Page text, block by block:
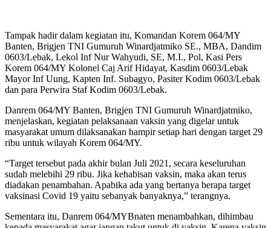
Tampak hadir dalam kegiatan itu, Komandan Korem 064/MY
Banten, Brigjen TNI Gumuruh Winardjatmiko SE., MBA, Dandim
0603/Lebak, Lekol Inf Nur Wahyudi, SE, M.I., Pol, Kasi Pers
Korem 064/MY Kolonel Caj Arif Hidayat, Kasdim 0603/Lebak
Mayor Inf Uung, Kapten Inf. Subagyo, Pasiter Kodim 0603/Lebak
dan para Perwira Staf Kodim 0603/Lebak.
Danrem 064/MY Banten, Brigjen TNI Gumuruh Winardjatmiko,
menjelaskan, kegiatan pelaksanaan vaksin yang digelar untuk
masyarakat umum dilaksanakan hampir setiap hari dengan target 29
ribu untuk wilayah Korem 064/MY.
“Target tersebut pada akhir bulan Juli 2021, secara keseluruhan
sudah melebihi 29 ribu. Jika kehabisan vaksin, maka akan terus
diadakan penambahan. Apabika ada yang bertanya berapa target
vaksinasi Covid 19 yaitu sebanyak banyaknya,” terangnya.
Sementara itu, Danrem 064/MYBnaten menambahkan, dihimbau